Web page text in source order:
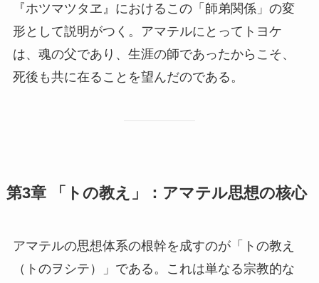
『ホツマツタヱ』におけるこの「師弟関係」の変
形として説明がつく。アマテルにとってトヨケ
は、魂の父であり、生涯の師であったからこそ、
死後も共に在ることを望んだのである。
第3章 「トの教え」：アマテル思想の核心
アマテルの思想体系の根幹を成すのが「トの教え
（トのヲシテ）」である。これは単なる宗教的な